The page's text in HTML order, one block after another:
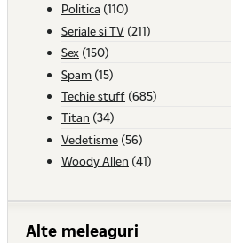
Politica (110)
Seriale si TV (211)
Sex (150)
Spam (15)
Techie stuff (685)
Titan (34)
Vedetisme (56)
Woody Allen (41)
Alte meleaguri